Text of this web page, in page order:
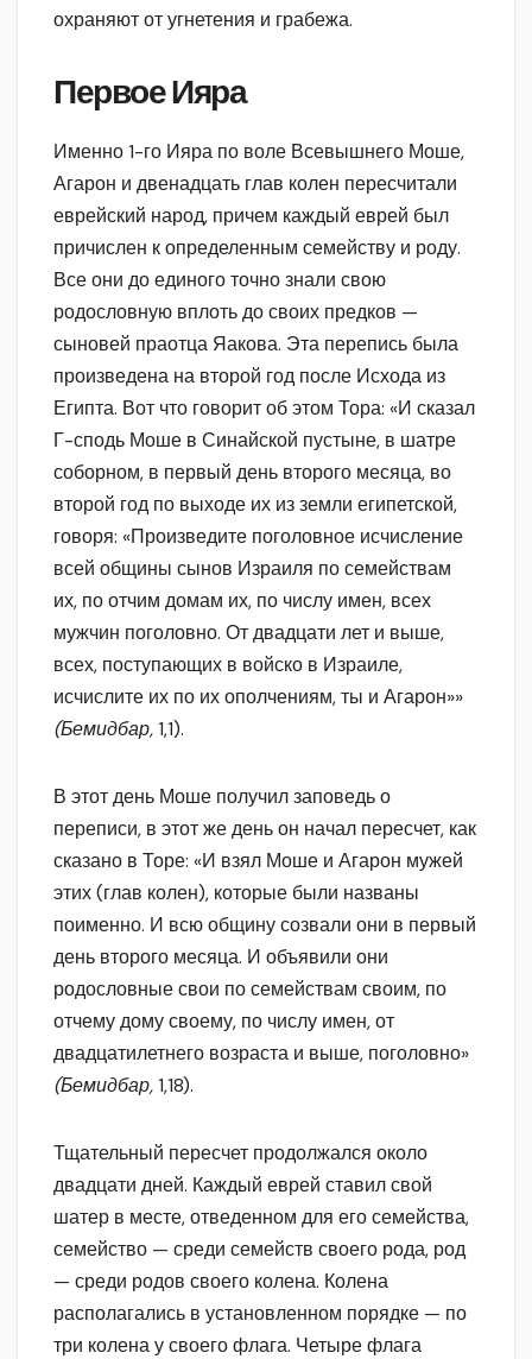
охраняют от угнетения и грабежа.
Первое Ияра
Именно 1-го Ияра по воле Всевышнего Моше,
Агарон и двенадцать глав колен пересчитали
еврейский народ, причем каждый еврей был
причислен к определенным семейству и роду.
Все они до единого точно знали свою
родословную вплоть до своих предков —
сыновей праотца Яакова. Эта перепись была
произведена на второй год после Исхода из
Египта. Вот что говорит об этом Тора: «И сказал
Г-сподь Моше в Синайской пустыне, в шатре
соборном, в первый день второго месяца, во
второй год по выходе их из земли египетской,
говоря: «Произведите поголовное исчисление
всей общины сынов Израиля по семействам
их, по отчим домам их, по числу имен, всех
мужчин поголовно. От двадцати лет и выше,
всех, поступающих в войско в Израиле,
исчислите их по их ополчениям, ты и Агарон»»
(Бемидбар,1,1).
В этот день Моше получил заповедь о
переписи, в этот же день он начал пересчет, как
сказано в Торе: «И взял Моше и Агарон мужей
этих (глав колен), которые были названы
поименно. И всю общину созвали они в первый
день второго месяца. И объявили они
родословные свои по семействам своим, по
отчему дому своему, по числу имен, от
двадцатилетнего возраста и выше, поголовно»
(Бемидбар,1,18).
Тщательный пересчет продолжался около
двадцати дней. Каждый еврей ставил свой
шатер в месте, отведенном для его семейства,
семейство — среди семейств своего рода, род
— среди родов своего колена. Колена
располагались в установленном порядке — по
три колена у своего флага. Четыре флага